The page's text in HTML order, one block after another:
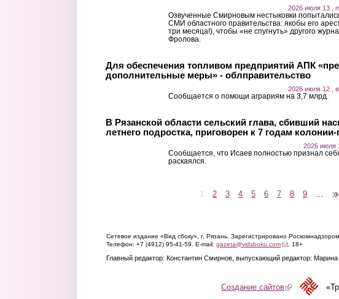
2026 июля 13 ,
Озвученные Смирновым нестыковки
СМИ областного правительства: якобы его
три месяца!), чтобы «не спугнуть» другого
Фролова.
Для обеспечения топливом предприятий АПК
дополнительные меры» - облправительство
2026 июля 12 ,
Сообщается о помощи аграриям на 3,7 млрд.
В Рязанской области сельский глава, сбивший
летнего подростка, приговорен к 7 годам
2026 июля
Сообщается, что Исаев полностью признал
раскаялся.
1 2 3 4 5 6 7 8 9
Сетевое издание «Вид сбоку», г. Рязань. Зарегистрировано
Телефон: +7 (4912) 95-41-59. E-mail: gazeta@vidsboku.com(link sends e-mail)
. 18+
Главный редактор: Константин Смирнов, выпускающий редактор:
Создание сайтов(link is